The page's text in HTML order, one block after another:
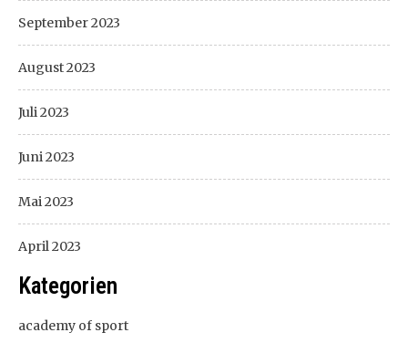
September 2023
August 2023
Juli 2023
Juni 2023
Mai 2023
April 2023
Kategorien
academy of sport